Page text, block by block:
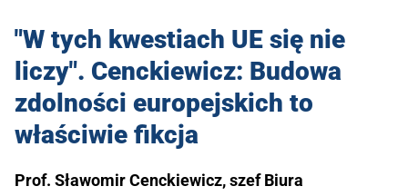
"W tych kwestiach UE się nie
liczy". Cenckiewicz: Budowa
zdolności europejskich to
właściwie fikcja
Prof. Sławomir Cenckiewicz, szef Biura